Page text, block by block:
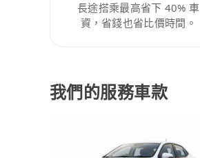
長途搭乘最高省下 40% 車
資，省錢也省比價時間。
我們的服務車款